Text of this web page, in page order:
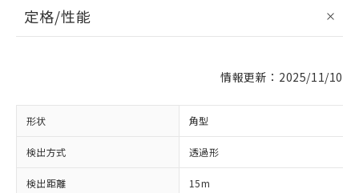
定格/性能
情報更新：2025/11/10
形状 角型
検出方式 透過形
検出距離 15m